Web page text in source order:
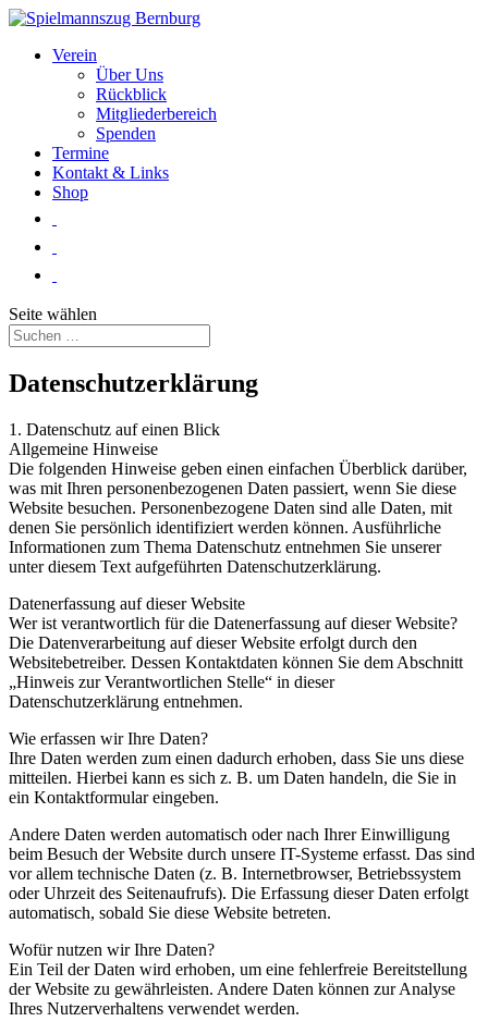
Verein
Über Uns
Rückblick
Mitgliederbereich
Spenden
Termine
Kontakt & Links
Shop
Seite wählen
Datenschutzerklärung
1. Datenschutz auf einen Blick
Allgemeine Hinweise
Die folgenden Hinweise geben einen einfachen Überblick darüber,
was mit Ihren personenbezogenen Daten passiert, wenn Sie diese
Website besuchen. Personenbezogene Daten sind alle Daten, mit
denen Sie persönlich identifiziert werden können. Ausführliche
Informationen zum Thema Datenschutz entnehmen Sie unserer
unter diesem Text aufgeführten Datenschutzerklärung.
Datenerfassung auf dieser Website
Wer ist verantwortlich für die Datenerfassung auf dieser Website?
Die Datenverarbeitung auf dieser Website erfolgt durch den
Websitebetreiber. Dessen Kontaktdaten können Sie dem Abschnitt
„Hinweis zur Verantwortlichen Stelle“ in dieser
Datenschutzerklärung entnehmen.
Wie erfassen wir Ihre Daten?
Ihre Daten werden zum einen dadurch erhoben, dass Sie uns diese
mitteilen. Hierbei kann es sich z. B. um Daten handeln, die Sie in
ein Kontaktformular eingeben.
Andere Daten werden automatisch oder nach Ihrer Einwilligung
beim Besuch der Website durch unsere IT-Systeme erfasst. Das sind
vor allem technische Daten (z. B. Internetbrowser, Betriebssystem
oder Uhrzeit des Seitenaufrufs). Die Erfassung dieser Daten erfolgt
automatisch, sobald Sie diese Website betreten.
Wofür nutzen wir Ihre Daten?
Ein Teil der Daten wird erhoben, um eine fehlerfreie Bereitstellung
der Website zu gewährleisten. Andere Daten können zur Analyse
Ihres Nutzerverhaltens verwendet werden.